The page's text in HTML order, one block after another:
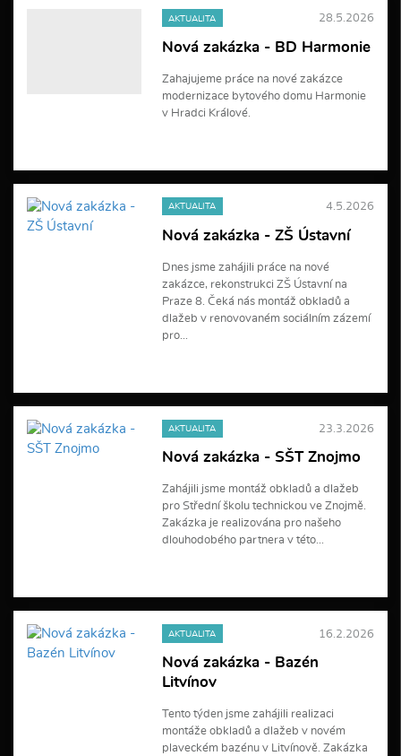
i
f
r
m
a
AKTUALITA 28.5.2026
Nová zakázka - BD Harmonie
Zahajujeme práce na nové zakázce
modernizace bytového domu Harmonie
v Hradci Králové.
i
f
r
m
a
c
í
AKTUALITA 4.5.2026
Nová zakázka - ZŠ Ústavní
Dnes jsme zahájili práce na nové
zakázce, rekonstrukci ZŠ Ústavní na
Praze 8. Čeká nás montáž obkladů a
dlažeb v renovovaném sociálním zázemí
pro...
i
f
r
m
a
c
AKTUALITA 23.3.2026
Nová zakázka - SŠT Znojmo
Zahájili jsme montáž obkladů a dlažeb
pro Střední školu technickou ve Znojmě.
Zakázka je realizována pro našeho
dlouhodobého partnera v této...
e
i
f
o
m
a
c
AKTUALITA 16.2.2026
Nová zakázka - Bazén
Litvínov
Tento týden jsme zahájili realizaci
montáže obkladů a dlažeb v novém
plaveckém bazénu v Litvínově. Zakázka